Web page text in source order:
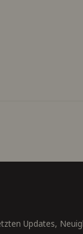
Updates,